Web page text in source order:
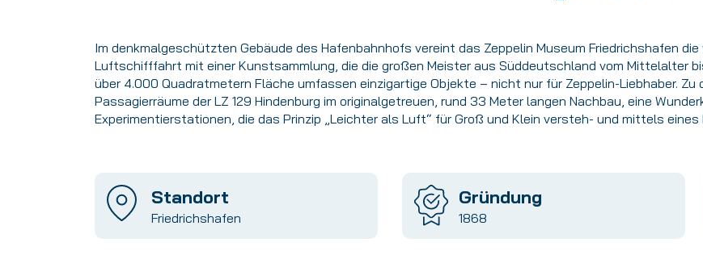
Im denkmalgeschützten Gebäude des Hafenbahnhofs vereint das Zeppelin Museum Friedrichshafen
Luftschifffahrt mit einer Kunstsammlung, die die großen Meister aus Süddeutschland vom Mittelalter
über 4.000 Quadratmetern Fläche umfassen einzigartige Objekte – nicht nur für Zeppelin-Liebhaber. Zu
Passagierräume der LZ 129 Hindenburg im originalgetreuen, rund 33 Meter langen Nachbau, eine
Experimentierstationen, die das Prinzip „Leichter als Luft“ für Groß und Klein versteh- und mittels
Standort
Friedrichshafen
Gründung
1868